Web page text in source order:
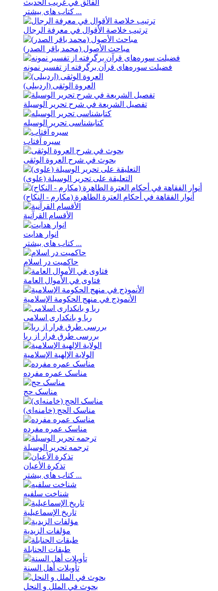
الفائق في غريب الحديث
کتاب های بیشتر ...
ترتيب خلاصة الأقوال في معرفة الرجال
مباحث الأصول (محمد باقر الصدر)
فضيلت سوره‌های قرآن برگرفته از تفسير نمونه
العروة الوثقی (اردبيلی)
تفصیل الشریعة في شرح تحریر الوسیلة
کتابشناسی تحریر الوسیله
سيره آفتاب
بحوث في شرح العروة الوثقی
التعلیقة علی تحریر الوسیلة (علوی)
أنوار الفقاهة في أحکام العترة الطاهرة (مکارم - النکاح)
الأقسام القرآنية
انوار هدايت
کتاب های بیشتر ...
حاکمیت در اسلام
فتاوی في الأموال العامة
الأنموذج في منهج الحکومة الإسلامیة
ربا و بانکداری اسلامی
بررسی طرق فرار از ربا
الولایة الإلهیة الإسلامیة
مناسک عمره مفرده
مناسک حج
مناسک الحج (خامنه‌ای)
مناسک عمره مفرده
ترجمه تحریر الوسیلة
تذکرة الأعیان
کتاب های بیشتر ...
شناخت سلفیه
تاریخ الإسماعیلیة
مؤلفات الزیدیة
طبقات الحنابلة
تأویلات أهل السنة
بحوث في الملل و النحل